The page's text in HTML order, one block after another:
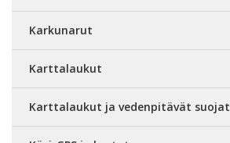
Karkunarut
Karttalaukut
Karttalaukut ja vedenpitävät suojat